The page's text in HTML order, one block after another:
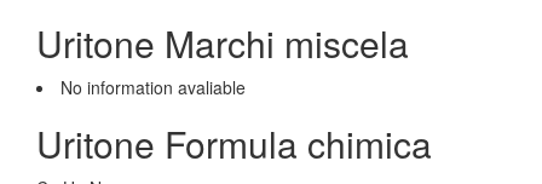
Uritone Marchi miscela
No information avaliable
Uritone Formula chimica